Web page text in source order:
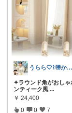
うらら🤍⌇🉐かわいい暮らし
✦ラウンド角がおし
ンティーク風 ...
￥ 24,400
0 0 7